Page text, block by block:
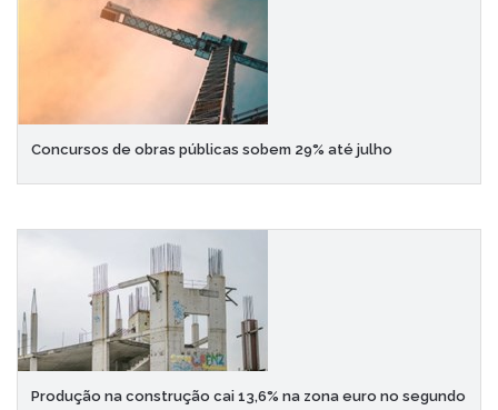
Concursos de obras públicas sobem 29% até julho
Produção na construção cai 13,6% na zona euro no segundo